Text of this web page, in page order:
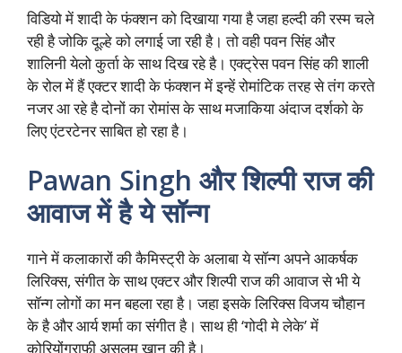
विडियो में शादी के फंक्शन को दिखाया गया है जहा हल्दी की रस्म चले
रही है जोकि दूल्हे को लगाई जा रही है। तो वही पवन सिंह और
शालिनी येलो कुर्ता के साथ दिख रहे है। एक्ट्रेस पवन सिंह की शाली
के रोल में हैं एक्टर शादी के फंक्शन में इन्हें रोमांटिक तरह से तंग करते
नजर आ रहे है दोनों का रोमांस के साथ मजाकिया अंदाज दर्शको के
लिए एंटरटेनर साबित हो रहा है।
Pawan Singh और शिल्पी राज की
आवाज में है ये सॉन्ग
गाने में कलाकारों की कैमिस्ट्री के अलाबा ये सॉन्ग अपने आकर्षक
लिरिक्स, संगीत के साथ एक्टर और शिल्पी राज की आवाज से भी ये
सॉन्ग लोगों का मन बहला रहा है। जहा इसके लिरिक्स विजय चौहान
के है और आर्य शर्मा का संगीत है। साथ ही ‘गोदी मे लेके’ में
कोरियोंग्राफी असलम खान की है।